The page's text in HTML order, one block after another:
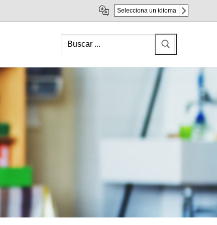
Selecciona un idioma
Search
for: